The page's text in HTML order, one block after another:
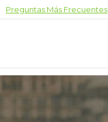
Preguntas Más Frecuentes